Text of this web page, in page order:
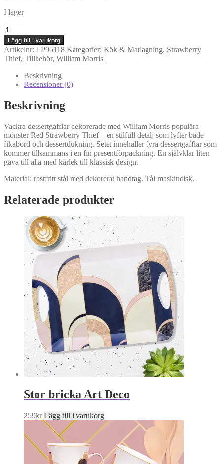
I lager
William
Morris
Red
Strawberry
Thief
Dessertgafflar
mängd
Lägg till i varukorg
Artikelnr: LP95118 Kategorier: Kök & Matlagning, Strawberry
Thief, Tillbehör, William Morris
Beskrivning
Recensioner (0)
Beskrivning
Vackra dessertgafflar dekorerade med William Morris populära
mönster Red Strawberry Thief – en stilfull detalj som lyfter både
fikabord och dessertdukning. Setet innehåller fyra dessertgafflar som
kommer tillsammans i en fin presentförpackning. En självklar liten
gåva till alla med kärlek till klassisk design.
Material: rostfritt stål med dekorerat handtag. Tål maskindisk.
Relaterade produkter
Stor bricka Art Deco
259kr Lägg till i varukorg